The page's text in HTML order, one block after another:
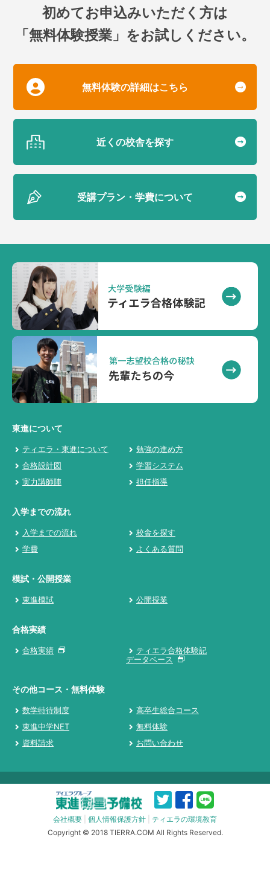
初めてお申込みいただく方は
「無料体験授業」をお試しください。
無料体験の詳細はこちら
近くの校舎を探す
受講プラン・学費について
東進について
ティエラ・東進について
勉強の進め方
合格設計図
学習システム
実力講師陣
担任指導
入学までの流れ
入学までの流れ
校舎を探す
学費
よくある質問
模試・公開授業
東進模試 公開授業
合格実績
合格実績
ティエラ合格体験記
データベース
その他コース・無料体験
数学特待制度
高卒生総合コース
東進中学NET
無料体験
資料請求
お問い合わせ
会社概要 個人情報保護方針
ティエラの環境教育
Copyright © 2018 TIERRA.COM All Rights Reserved.